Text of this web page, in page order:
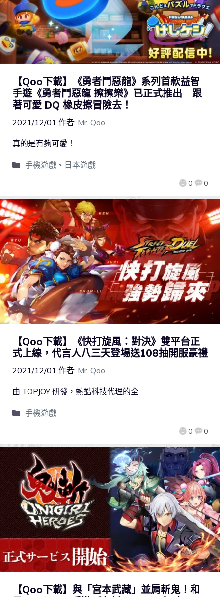
【Qoo下載】《勇者鬥惡龍》系列首款益智
手遊《勇者鬥惡龍 擦擦樂》已正式推出 跟
著可愛 DQ 橡皮擦冒險去！
2021/12/01 作者: Mr. Qoo
0 0
真的是有夠可愛！
手機遊戲、 日本遊戲
【Qoo下載】《快打旋風：對決》雙平台正
式上線，代言人八三夭登場送108抽開服豪禮
2021/12/01 作者: Mr. Qoo
0 0
由 TOPJOY 研發，熱酷科技代理的全
手機遊戲
【Qoo下載】與「宮本武藏」並肩斬鬼！和